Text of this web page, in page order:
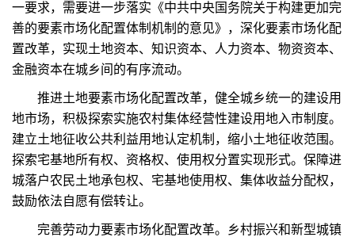
一要求，需要进一步落实《中共中央国务院关于构建更加完
善的要素市场化配置体制机制的意见》，深化要素市场化配
置改革，实现土地资本、知识资本、人力资本、物资资本、
金融资本在城乡间的有序流动。
推进土地要素市场化配置改革，健全城乡统一的建设用
地市场，积极探索实施农村集体经营性建设用地入市制度。
建立土地征收公共利益用地认定机制，缩小土地征收范围。
探索宅基地所有权、资格权、使用权分置实现形式。保障进
城落户农民土地承包权、宅基地使用权、集体收益分配权，
鼓励依法自愿有偿转让。
完善劳动力要素市场化配置改革。乡村振兴和新型城镇